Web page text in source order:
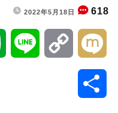
2022年5月18日 618
o